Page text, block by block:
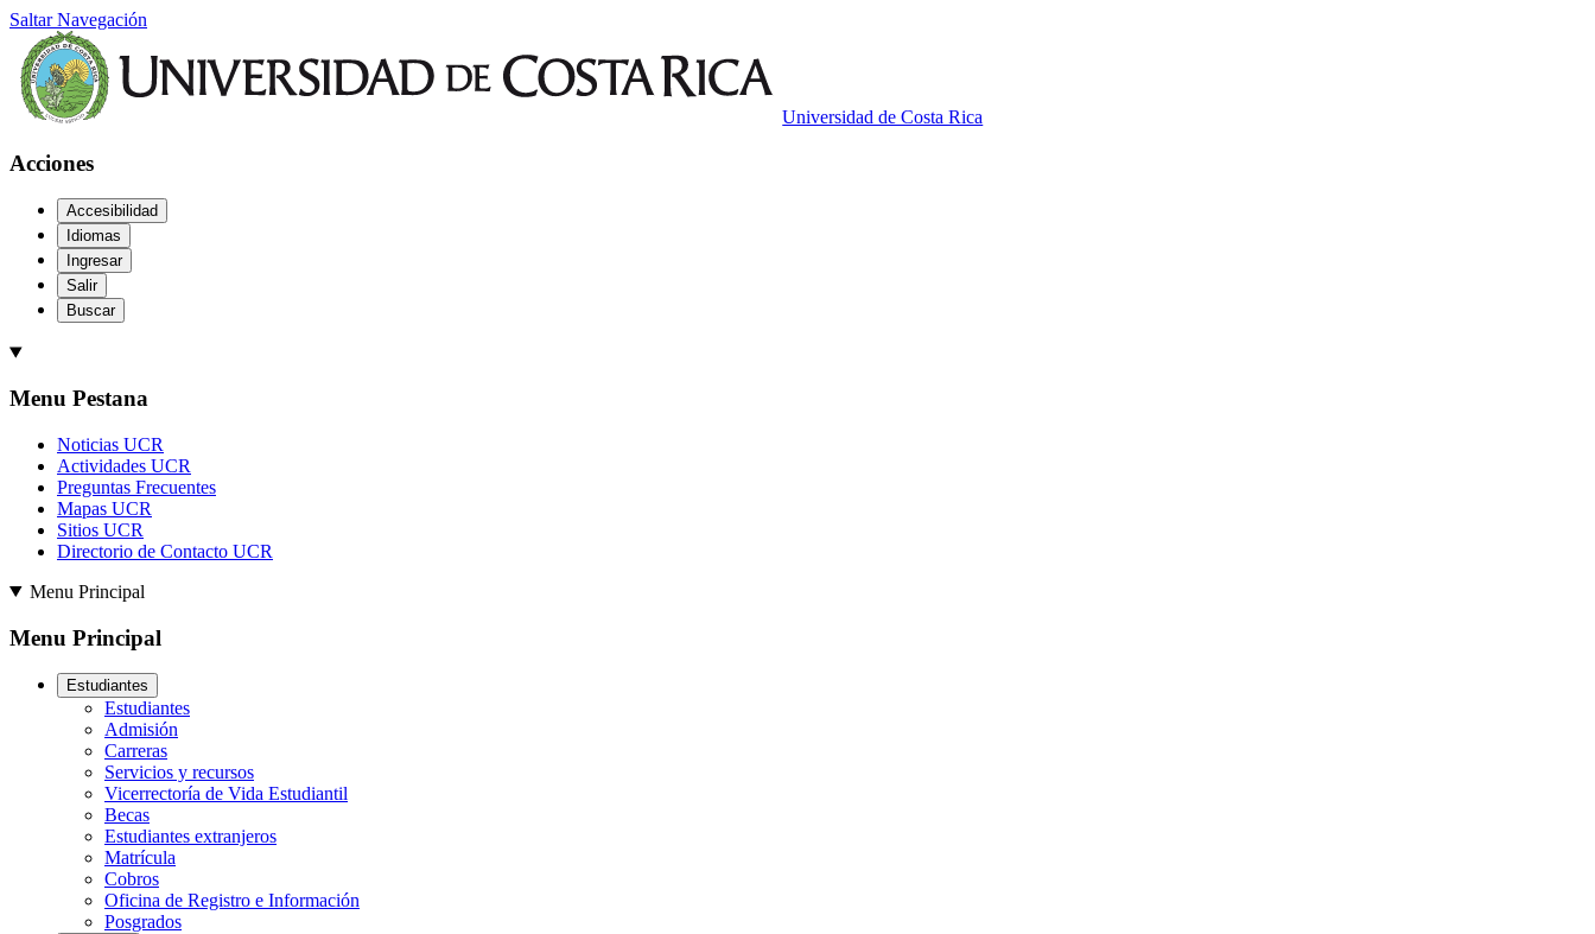
Saltar Navegación
Universidad de Costa Rica
Acciones
Accesibilidad
Idiomas
Ingresar
Salir
Buscar
Menu Pestana
Noticias UCR
Actividades UCR
Preguntas Frecuentes
Mapas UCR
Sitios UCR
Directorio de Contacto UCR
Menu Principal
Menu Principal
Estudiantes
Estudiantes
Admisión
Carreras
Servicios y recursos
Vicerrectoría de Vida Estudiantil
Becas
Estudiantes extranjeros
Matrícula
Cobros
Oficina de Registro e Información
Posgrados